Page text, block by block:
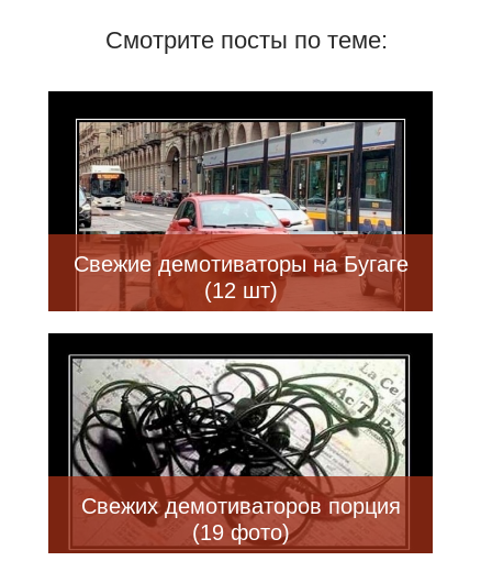
Смотрите посты по теме:
Свежие демотиваторы на Бугаге
(12 шт)
Свежих демотиваторов порция
(19 фото)